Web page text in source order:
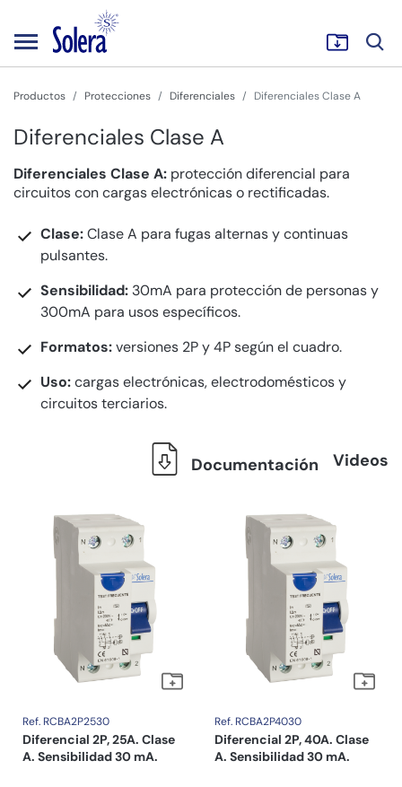
Productos Protecciones Diferenciales Diferenciales Clase A
Diferenciales Clase A
Diferenciales Clase A: protección diferencial para
circuitos con cargas electrónicas o rectificadas.
Clase:Clase A para fugas alternas y continuas
pulsantes.
Sensibilidad: 30mA para protección de personas y
300mA para usos específicos.
Formatos:versiones 2P y 4P según el cuadro.
Uso:cargas electrónicas, electrodomésticos y
circuitos terciarios.
Documentación Videos
Ref. RCBA2P2530
Diferencial 2P, 25A. Clase
A. Sensibilidad 30 mA.
Ref. RCBA2P4030
Diferencial 2P, 40A. Clase
A. Sensibilidad 30 mA.